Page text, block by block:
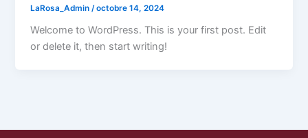
LaRosa_Admin /octobre 14, 2024
Welcome to WordPress. This is your first post. Edit
or delete it, then start writing!